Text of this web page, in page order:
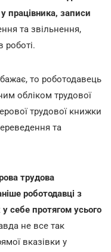
працівника, записи
та звільнення,
роботі.
то роботодавець
обліком трудової
трудової книжки
та
трудова
роботодавці з
себе протягом усього
не все так
вказівки у